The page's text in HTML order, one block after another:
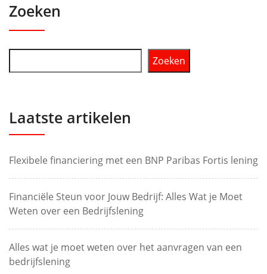
Zoeken
Zoeken
Laatste artikelen
Flexibele financiering met een BNP Paribas Fortis lening
Financiële Steun voor Jouw Bedrijf: Alles Wat je Moet
Weten over een Bedrijfslening
Alles wat je moet weten over het aanvragen van een
bedrijfslening